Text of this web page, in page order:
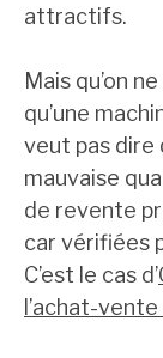
attractifs.
Mais qu’on
qu’une
veut pas dire
mauvaise
de revente
car vérifiées
C’est le cas d’
l’achat-